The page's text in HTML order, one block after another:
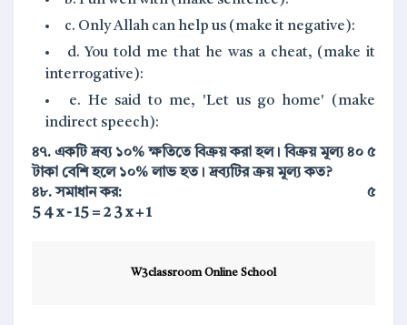
c. Only Allah can help us (make it negative):
d. You told me that he was a cheat, (make it
interrogative):
e. He said to me, 'Let us go home' (make
indirect speech):
৪৭. একটি দ্রব্য ১০% ক্ষতিতে বিক্রয় করা হল। বিক্রয় মূল্য ৪০
টাকা বেশি হলে ১০% লাভ হত। দ্রব্যটির ক্রয় মূল্য কত?
৫
৪৮. সমাধান কর:
৫
5 4x-15= 2 3x+1
W3classroom Online School